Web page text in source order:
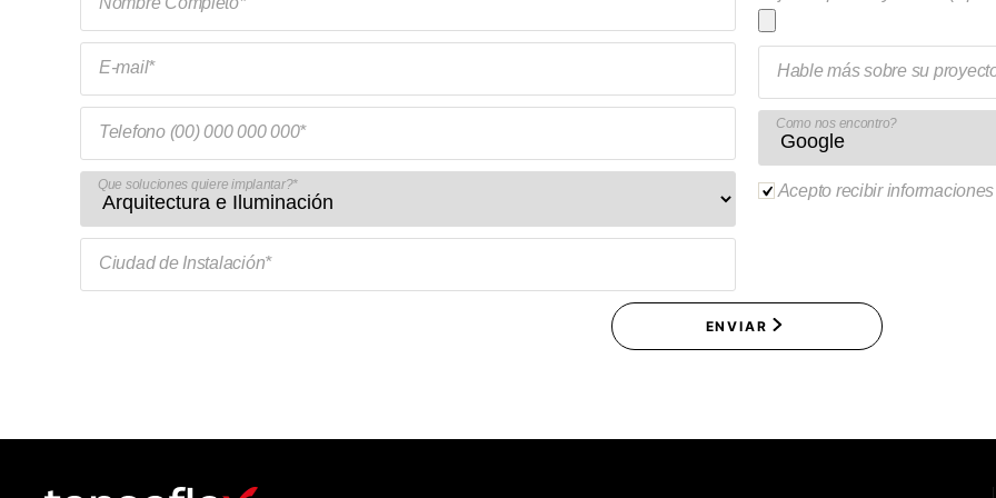
E-mail*
Telefono (00) 000 000 000*
Que soluciones quiere implantar?*
Ciudad de Instalación*
Hable más sobre su
Como nos encontro?
Acepto recibir
ENVIAR